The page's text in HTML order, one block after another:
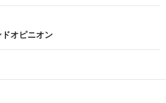
オピニオン